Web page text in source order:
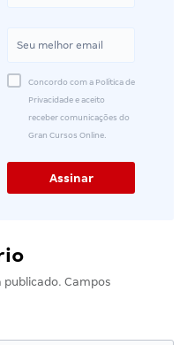
Concordo com a Política de
Privacidade e aceito
receber comunicações do
Gran Cursos Online.
publicado. Campos